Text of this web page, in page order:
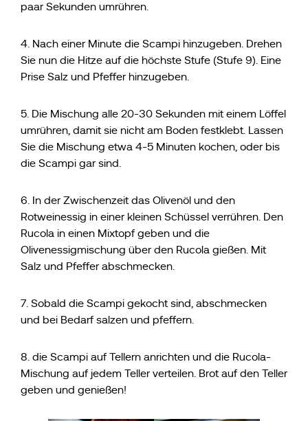
paar Sekunden umrühren.
4. Nach einer Minute die Scampi hinzugeben. Drehen
Sie nun die Hitze auf die höchste Stufe (Stufe 9). Eine
Prise Salz und Pfeffer hinzugeben.
5. Die Mischung alle 20-30 Sekunden mit einem Löffel
umrühren, damit sie nicht am Boden festklebt. Lassen
Sie die Mischung etwa 4-5 Minuten kochen, oder bis
die Scampi gar sind.
6. In der Zwischenzeit das Olivenöl und den
Rotweinessig in einer kleinen Schüssel verrühren. Den
Rucola in einen Mixtopf geben und die
Olivenessigmischung über den Rucola gießen. Mit
Salz und Pfeffer abschmecken.
7. Sobald die Scampi gekocht sind, abschmecken
und bei Bedarf salzen und pfeffern.
8. die Scampi auf Tellern anrichten und die Rucola-
Mischung auf jedem Teller verteilen. Brot auf den Teller
geben und genießen!